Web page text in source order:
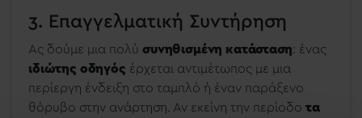
3. Επαγγελματική Συντήρηση
Ας δούμε μια πολύ συνηθισμένη κατάσταση: ένας
ιδιώτης οδηγός έρχεται αντιμέτωπος με μια
περίεργη ένδειξη στο ταμπλό ή έναν παράξενο
θόρυβο στην ανάρτηση. Αν εκείνη την περίοδο τα